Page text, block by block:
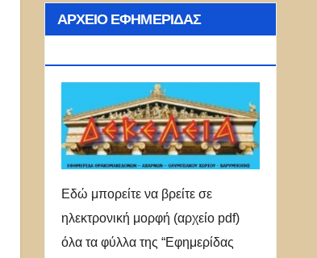
ΑΡΧΕΊΟ ΕΦΗΜΕΡΊΔΑΣ
Εδώ μπορείτε να βρείτε σε
ηλεκτρονική μορφή (αρχείο pdf)
όλα τα φύλλα της “Εφημερίδας